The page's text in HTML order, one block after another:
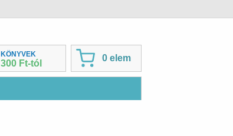
KÖNYVEK
300 Ft-tól
0 elem